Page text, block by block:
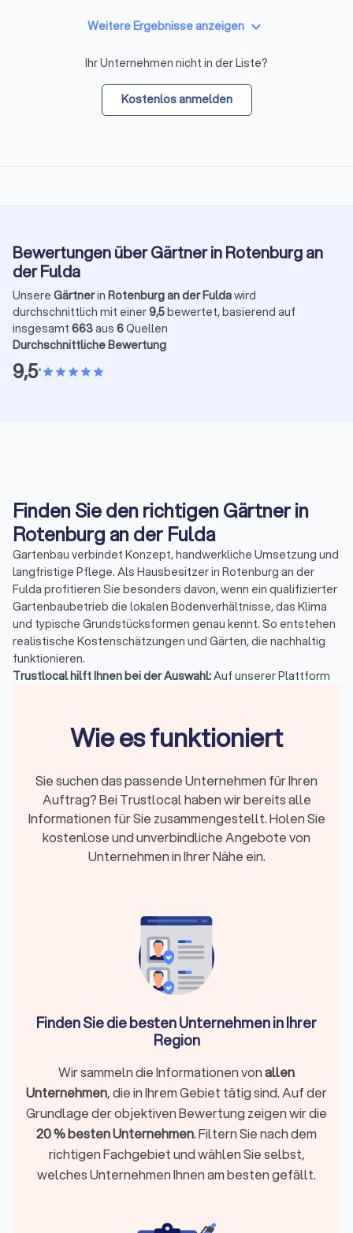
Weitere Ergebnisse anzeigen keyboard_arrow_down
Ihr Unternehmen nicht in der Liste?
Kostenlos anmelden
Bewertungen über Gärtner in Rotenburg an
der Fulda
Unsere Gärtnerin Rotenburg an der Fuldawird
durchschnittlich mit einer9,5bewertet, basierend auf
insgesamt 663aus 6Quellen
Durchschnittliche Bewertung
9,5•starstarstarstarstar
Finden Sie den richtigen Gärtner in
Rotenburg an der Fulda
Gartenbau verbindet Konzept, handwerkliche Umsetzung und
langfristige Pflege. Als Hausbesitzer in Rotenburg an der
Fulda profitieren Sie besonders davon, wenn ein qualifizierter
Gartenbaubetrieb die lokalen Bodenverhältnisse, das Klima
und typische Grundstücksformen genau kennt. So entstehen
realistische Kostenschätzungen und Gärten, die nachhaltig
funktionieren.
Trustlocal hilft Ihnen bei der Auswahl:Auf unserer Plattform
Trustlocal-Score von 8/10 , basierend auf 669 echten
Bewertungen . Die Profile zeigen Leistungen,
Betriebe Ihrer Region . Sie vergleichen verlässliche Anbieter,
sehen echte Projekte und vermeiden unsichere
Pauschalangebote.
wo Statik, Geländemodellierung oder spezielle
Materialien wichtig werden, benötigen Sie GaLaBau-
Kosten grob einschätzen: Gartenbauer arbeiten meist
mit Stundensätzen von 40 € bis 70 € (höher bei
Rasen, Pflaster oder Sichtschutz. Eine fundierte Planung
verhindert Fehlkosten und sorgt für ein stimmiges
Planung → Angebot → Ausführung → Pflege:Ein klar
strukturierter Projektablauf schützt vor Baufehlern,
Fehleinschätzungen und späteren Mehrkosten.
Verlässliche Anbieter finden:Auf Trustlocal sehen Sie
verifizierte Garten- und Landschaftsbauer in Rotenburg
an der Fulda, inklusive Trustlocal-Score, echten
Bewertungen, Projektreferenzen, Spezialisierungen und
Wie es funktioniert
Sie suchen das passende Unternehmen für Ihren
Auftrag? Bei Trustlocal haben wir bereits alle
Informationen für Sie zusammengestellt. Holen Sie
kostenlose und unverbindliche Angebote von
Unternehmen in Ihrer Nähe ein.
Finden Sie die besten Unternehmen in Ihrer
Region
Wir sammeln die Informationen vonallen
Unternehmen, die in Ihrem Gebiet tätig sind. Auf der
Grundlage der objektiven Bewertung zeigen wir die
20 % besten Unternehmen. Filtern Sie nach dem
richtigen Fachgebiet und wählen Sie selbst,
welches Unternehmen Ihnen am besten gefällt.